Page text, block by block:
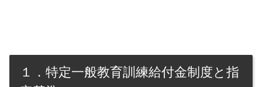
１．特定一般教育訓練給付金制度と指